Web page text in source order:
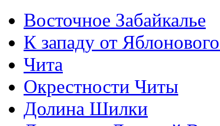
Восточное Забайкалье
К западу от
Чита
Окрестности Читы
Долина Шилки